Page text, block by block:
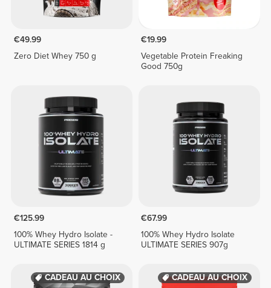
€49.99
Zero Diet Whey 750 g
€19.99
Vegetable Protein Freaking
Good 750g
€125.99
100% Whey Hydro Isolate -
ULTIMATE SERIES 1814 g
€67.99
100% Whey Hydro Isolate
ULTIMATE SERIES 907g
CADEAU AU CHOIX CADEAU AU CHOIX